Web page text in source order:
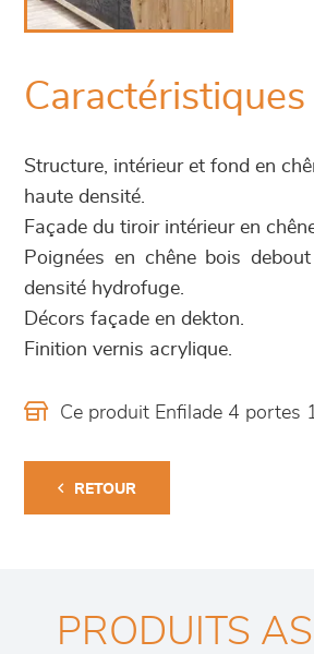
Structure, intérieur et fond en
haute densité.
Façade du tiroir intérieur en
Poignées en chêne bois
densité hydrofuge.
Décors façade en dekton.
Finition vernis acrylique.
Ce produit Enfilade 4 portes
RETOUR
PRODUITS